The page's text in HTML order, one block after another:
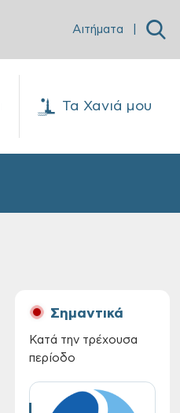
Αιτήματα
Τα Χανιά μου
Σημαντικά
Κατά την τρέχουσα
περίοδο